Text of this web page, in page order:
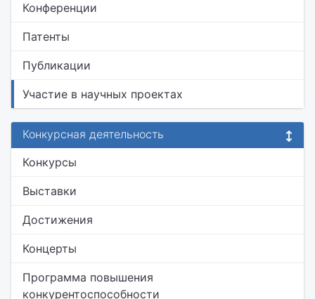
Конференции
Патенты
Публикации
Участие в научных проектах
Конкурсная деятельность
Конкурсы
Выставки
Достижения
Концерты
Программа повышения
конкурентоспособности